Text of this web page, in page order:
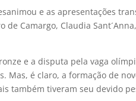
e as apresentações
Camargo, Claudia
e a disputa pela vaga
é claro, a formação de
também tiveram seu devido